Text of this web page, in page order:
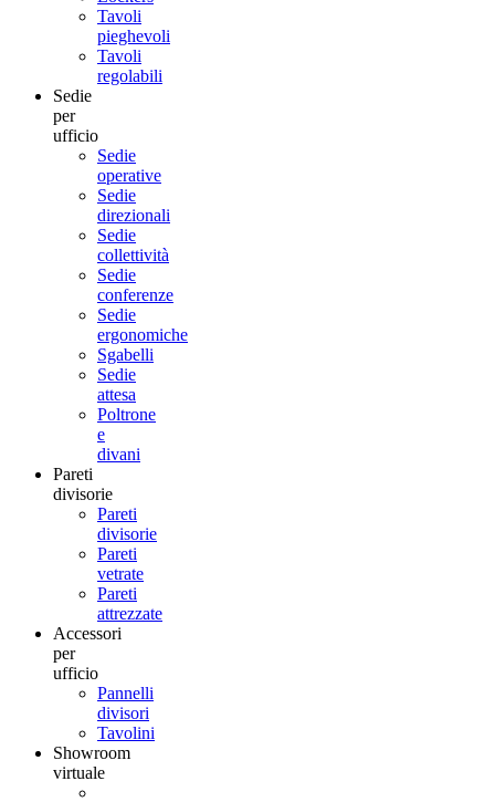
Tavoli
pieghevoli
Tavoli
regolabili
Sedie
per
ufficio
Sedie
operative
Sedie
direzionali
Sedie
collettività
Sedie
conferenze
Sedie
ergonomiche
Sgabelli
Sedie
attesa
Poltrone
e
divani
Pareti
divisorie
Pareti
divisorie
Pareti
vetrate
Pareti
attrezzate
Accessori
per
ufficio
Pannelli
divisori
Tavolini
Showroom
virtuale